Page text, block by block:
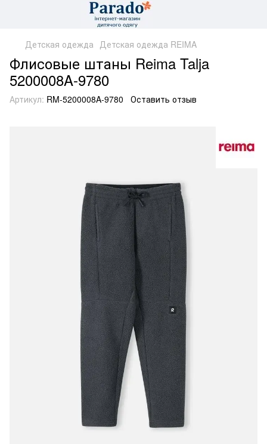
Детская одежда Детская одежда REIMA
Флисовые штаны Reima Talja
5200008A-9780
Артикул: RM-5200008A-9780 Оставить отзыв